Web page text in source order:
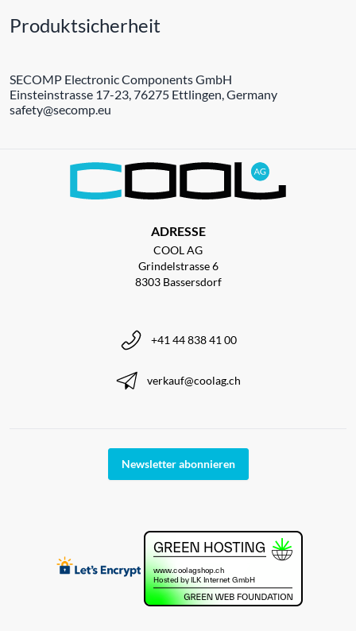
Produktsicherheit
SECOMP Electronic Components GmbH
Einsteinstrasse 17-23, 76275 Ettlingen, Germany
safety@secomp.eu
ADRESSE
COOL AG
Grindelstrasse 6
8303 Bassersdorf
+41 44 838 41 00
verkauf@coolag.ch
Newsletter abonnieren